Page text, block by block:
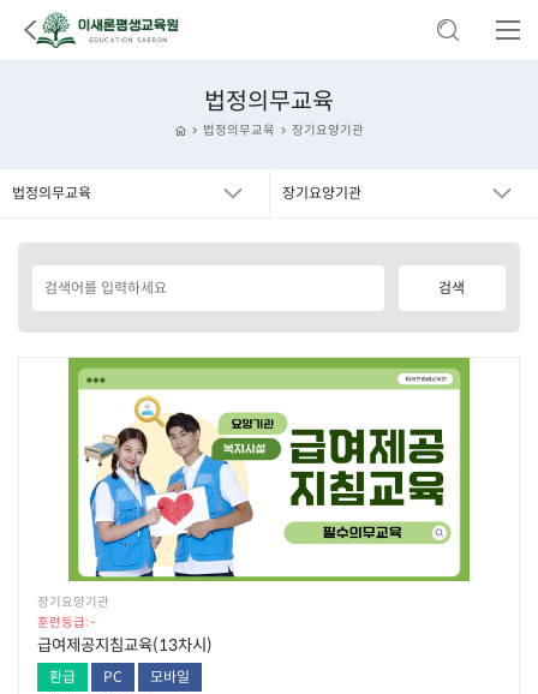
법정의무교육
법정의무교육 장기요양기관
법정의무교육 장기요양기관
장기요양기관
훈련등급: -
급여제공지침교육(13차시)
환급 PC
모바일